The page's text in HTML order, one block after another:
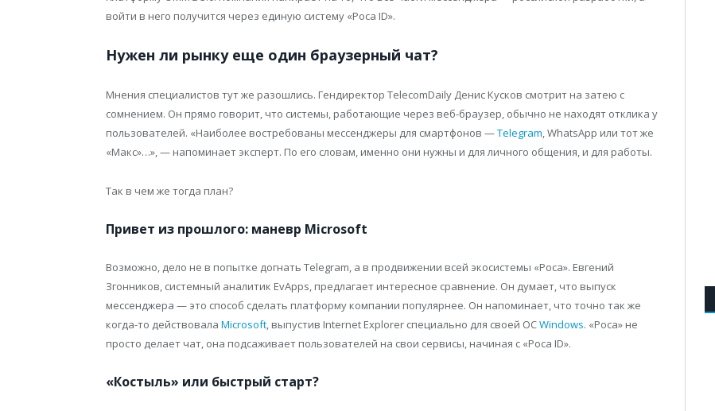
войти в него получится через единую систему «Роса ID».
Нужен ли рынку еще один браузерный чат?
Мнения специалистов тут же разошлись. Гендиректор TelecomDaily Денис Кусков смотрит на затею с
сомнением. Он прямо говорит, что системы, работающие через веб-браузер, обычно не находят отклика у
пользователей. «Наиболее востребованы мессенджеры для смартфонов —Telegram, WhatsApp или тот же
«Макс»…», — напоминает эксперт. По его словам, именно они нужны и для личного общения, и для работы.
Так в чем же тогда план?
Привет из прошлого: маневр Microsoft
Возможно, дело не в попытке догнать Telegram, а в продвижении всей экосистемы «Роса». Евгений
Згонников, системный аналитик EvApps, предлагает интересное сравнение. Он думает, что выпуск
мессенджера — это способ сделать платформу компании популярнее. Он напоминает, что точно так же
когда-то действовала Microsoft, выпустив Internet Explorer специально для своей ОСWindows. «Роса» не
просто делает чат, она подсаживает пользователей на свои сервисы, начиная с «Роса ID».
«Костыль» или быстрый старт?